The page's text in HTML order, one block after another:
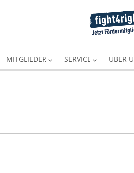
MITGLIEDER SERVICE ÜBER